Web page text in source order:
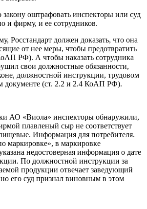
оштрафовать инспекторы или суд
и фирму, и ее сотрудников.
Росстандарт должен доказать, что она
от нее меры, чтобы предотвратить
РФ). А чтобы наказать сотрудника
свои должностные обязанности,
должностной инструкции, трудовом
документе (ст. 2.2 и 2.4 КоАП РФ).
АО «Виола» инспекторы обнаружили,
плавленый сыр не соответствует
Информация для потребителя.
маркировке», в маркировке
недостоверная информация о дате
По должностной инструкции за
продукции отвечает заведующий
его суд признал виновным в этом